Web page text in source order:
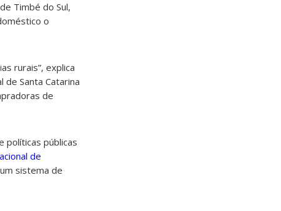
Timbé do Sul,
o
rurais”, explica
Santa Catarina
de
políticas públicas
de
sistema de